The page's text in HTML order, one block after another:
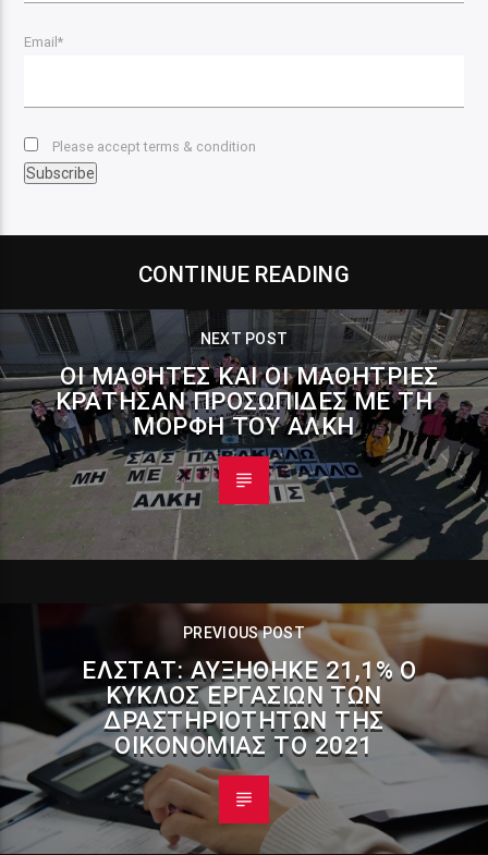
Email*
Please accept terms & condition
CONTINUE READING
NEXT POST
ΟΙ ΜΑΘΗΤΈΣ ΚΑΙ ΟΙ ΜΑΘΉΤΡΙΕΣ
ΚΡΆΤΗΣΑΝ ΠΡΟΣΩΠΊΔΕΣ ΜΕ ΤΗ
ΜΟΡΦΉ ΤΟΥ ΆΛΚΗ
PREVIOUS POST
ΕΛΣΤΑΤ: ΑΥΞΉΘΗΚΕ 21,1% Ο
ΚΎΚΛΟΣ ΕΡΓΑΣΙΏΝ ΤΩΝ
ΔΡΑΣΤΗΡΙΟΤΉΤΩΝ ΤΗΣ
ΟΙΚΟΝΟΜΊΑΣ ΤΟ 2021